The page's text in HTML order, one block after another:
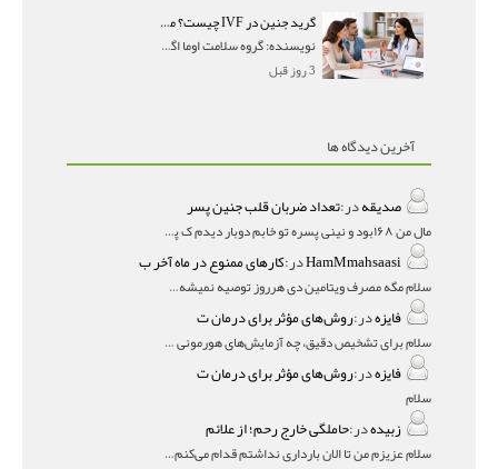
گرید جنین در IVF چیست؟ معنی AA، AB و BB و شانس موفقیت هر گرید
نویسنده: گروه سلامت اوما اگر در گزارش IVF با عباراتی
3 روز قبل
آخرین دیدگاه ها
صدیقهدر:تعداد ضربان قلب جنین پسر
مال من ۱۶۸بود و نینی پسره تو خابم دوبار دیدم ک پسره
HamMmahsaasiدر:کارهای ممنوع در ماه آخر ب
سلام مگه مصرف ویتامین دی هرروز توصیه نمیشه؟درمقاله میگه
فایزهدر:روش‌های مؤثر برای درمان ت
سلام برای تشخیص دقیق، چه آزمایش‌های هورمونی و چه سونوگر
فایزهدر:روش‌های مؤثر برای درمان ت
سلام
زبیدهدر:حاملگی خارج رحم؛ از علائم
سلام عزیزم من تا الان بارداری نداشتم قدام می‌کنم باردار